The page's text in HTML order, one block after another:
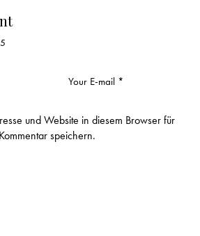
5
und Website in diesem Browser für
speichern.